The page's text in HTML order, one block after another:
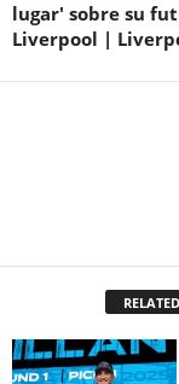
lugar' sobre su
Liverpool |